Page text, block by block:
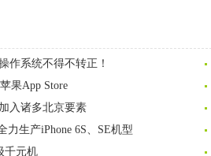
作系统不得不转正！
果App Store
入诸多北京要素
生产iPhone 6S、SE机型
千元机